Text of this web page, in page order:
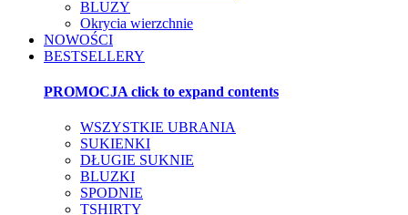
BLUZY
Okrycia wierzchnie
NOWOŚCI
BESTSELLERY
PROMOCJA click to expand contents
WSZYSTKIE UBRANIA
SUKIENKI
DŁUGIE SUKNIE
BLUZKI
SPODNIE
TSHIRTY